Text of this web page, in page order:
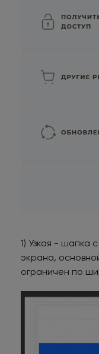
1) Узкая - шапка
экрана,
ограничен по